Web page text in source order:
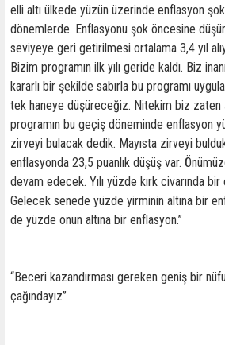
elli altı ülkede yüzün üzerinde enflasyon
dönemlerde. Enflasyonu şok öncesine
seviyeye geri getirilmesi ortalama 3,4 yıl
Bizim programın ilk yılı geride kaldı. Biz
kararlı bir şekilde sabırla bu programı
tek haneye düşüreceğiz. Nitekim biz zaten
programın bu geçiş döneminde enflasyon
zirveyi bulacak dedik. Mayısta zirveyi
enflasyonda 23,5 puanlık düşüş var.
devam edecek. Yılı yüzde kırk civarında
Gelecek senede yüzde yirminin altına bir
de yüzde onun altına bir enflasyon.”
“Beceri kazandırması gereken geniş bir
çağındayız”